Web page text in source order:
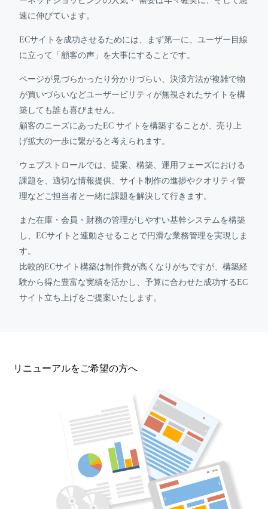
速に伸びています。
ECサイトを成功させるためには、まず第一に、ユーザー目線
に立って「顧客の声」を大事にすることです。
ページが見づらかったり分かりづらい、決済方法が複雑で物
が買いづらいなどユーザービリティが無視されたサイトを構
築しても誰も喜びません。
顧客のニーズにあったEC サイトを構築することが、売り上
げ拡大の一歩に繋がると考えられます。
ウェブストロールでは、提案、構築、運用フェーズにおける
課題を、適切な情報提供、サイト制作の進捗やクオリティ管
理などご担当者と一緒に課題を解決して行きます。
また在庫・会員・財務の管理がしやすい基幹システムを構築
し、ECサイトと連動させることで円滑な業務管理を実現しま
す。
比較的ECサイト構築は制作費が高くなりがちですが、構築経
験から得た豊富な実績を活かし、予算に合わせた成功するEC
サイト立ち上げをご提案いたします。
リニューアルをご希望の方へ